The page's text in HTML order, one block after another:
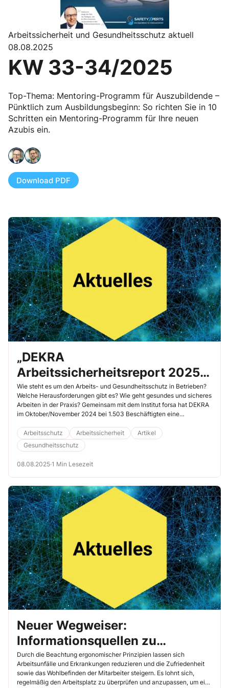
Arbeitssicherheit und Gesundheitsschutz aktuell
08.08.2025
KW 33-34/2025
Top-Thema: Mentoring-Programm für Auszubildende –
Pünktlich zum Ausbildungsbeginn: So richten Sie in 10
Schritten ein Mentoring-Programm für Ihre neuen
Azubis ein.
Download PDF
„DEKRA
Arbeitssicherheitsreport 2025“
zeigt Licht und Schatten neuer
Arbeitswelten
Wie steht es um den Arbeits- und Gesundheitsschutz in Betrieben?
Welche Herausforderungen gibt es? Wie geht gesundes und sicheres
Arbeiten in der Praxis? Gemeinsam mit dem Institut forsa hat DEKRA
im Oktober/November 2024 bei 1.503 Beschäftigten eine
Neue Herausforderungen wie hybrides Arbeiten, Digitalisierung und
Künstliche Intelligenz (KI) erfordern neue Ansätze und Konzepte.
Hier ein Auszug der Ergebnisse.
Arbeitsschutz Arbeitssicherheit
Artikel
Gesundheitsschutz
08.08.2025·1 Min Lesezeit
Neuer Wegweiser:
Informationsquellen zu
ergonomischer
Arbeitsgestaltung im Überblick
Durch die Beachtung ergonomischer Prinzipien lassen sich
Arbeitsunfälle und Erkrankungen reduzieren und die Zufriedenheit
sowie das Wohlbefinden der Mitarbeiter steigern. Es lohnt sich,
regelmäßig den Arbeitsplatz zu überprüfen und anzupassen, um eine